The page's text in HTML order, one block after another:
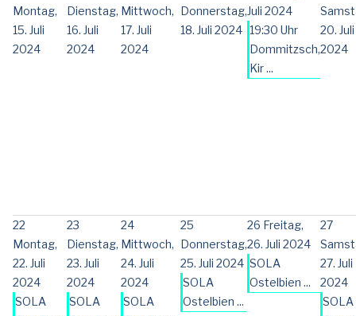
Montag,
15. Juli
2024
Dienstag,
16. Juli
2024
Mittwoch,
17. Juli
2024
Donnerstag,
18. Juli 2024
Juli 2024
19:30 Uhr
Dommitzsch,
Kir ...
20. Juli
2024
22
Montag,
22. Juli
2024
SOLA
23
Dienstag,
23. Juli
2024
SOLA
24
Mittwoch,
24. Juli
2024
SOLA
25
Donnerstag,
25. Juli 2024
SOLA
Ostelbien ...
26 Freitag,
26. Juli 2024
SOLA
Ostelbien ...
27
27. Juli
2024
SOLA